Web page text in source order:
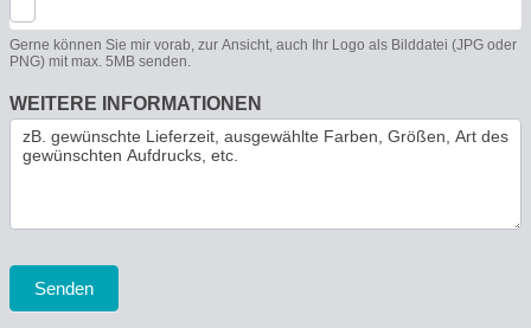
Gerne können Sie mir vorab, zur Ansicht, auch Ihr Logo als Bilddatei (JPG oder
PNG) mit max. 5MB senden.
WEITERE INFORMATIONEN
Senden